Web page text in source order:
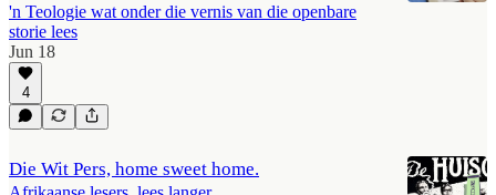
'n Teologie wat onder die vernis van die openbare
storie lees
Jun 18
4
Die Wit Pers, home sweet home.